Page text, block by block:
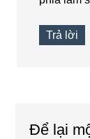
Trả lời
Để lại